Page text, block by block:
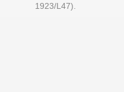
1923/L47).